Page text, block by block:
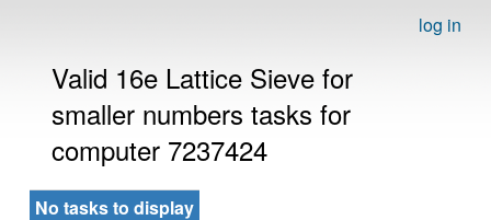
log in
Valid 16e Lattice Sieve for
smaller numbers tasks for
computer 7237424
No tasks to display